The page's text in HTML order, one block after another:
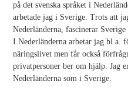
på det svenska språket i
arbetade jag i Sverige. Trots att
Nederländerna, fascinerar
I Nederländerna arbetar jag bl.a.
näringslivet men får också
privatpersoner ber om hjälp. Jag
Nederländerna som i Sverige.